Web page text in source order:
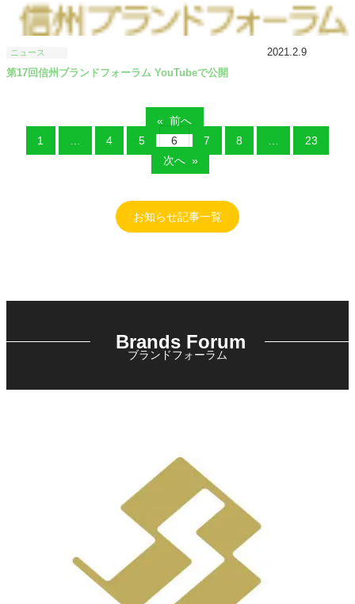
ニュース
2021.2.9
第17回信州ブランドフォーラム YouTubeで公開
« 前へ
1
… 4 5 6 7 8 …
23
次へ »
お知らせ記事一覧
Brands Forum
ブランドフォーラム